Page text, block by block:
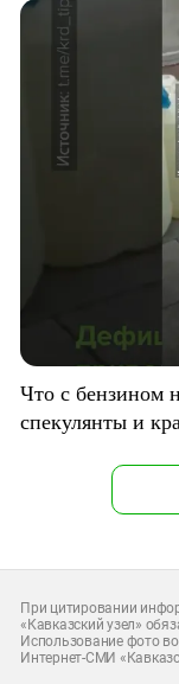
Что с бензином
спекулянты и
При цитировании
«Кавказский узел»
Использование фото
Интернет-СМИ